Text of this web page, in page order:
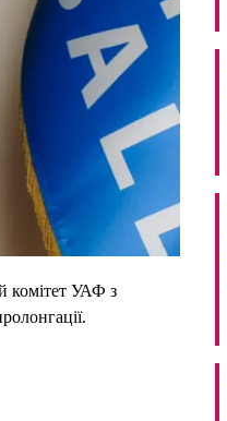
комітет УАФ з